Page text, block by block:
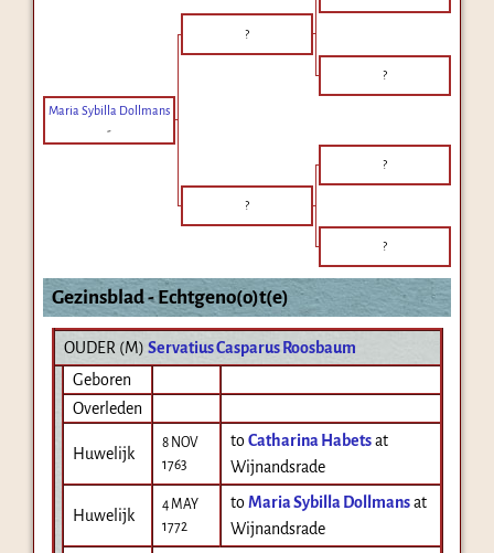
?
?
Maria Sybilla Dollmans
-
?
?
?
Gezinsblad - Echtgeno(o)t(e)
OUDER (M) Servatius Casparus Roosbaum
Geboren
Overleden
Huwelijk
8 NOV
1763
toCatharina Habets at
Wijnandsrade
Huwelijk
4 MAY
1772
toMaria Sybilla Dollmans at
Wijnandsrade